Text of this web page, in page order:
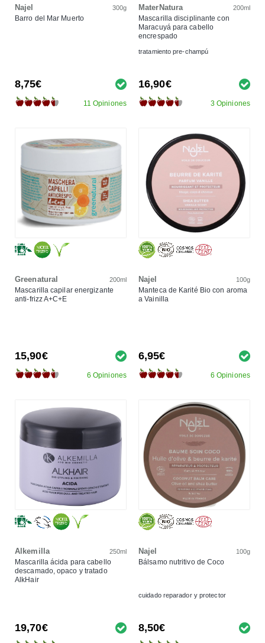
Najel 300g
Barro del Mar Muerto
8,75€
11 Opiniones
MaterNatura 200ml
Mascarilla disciplinante con
Maracuyá para cabello
encrespado
tratamiento pre-champú
16,90€
3 Opiniones
Greenatural 200ml
Mascarilla capilar energizante
anti-frizz A+C+E
15,90€
6 Opiniones
Najel 100g
Manteca de Karité Bio con aroma
a Vainilla
6,95€
6 Opiniones
Alkemilla 250ml
Mascarilla ácida para cabello
descamado, opaco y tratado
AlkHair
19,70€
Najel 100g
Bálsamo nutritivo de Coco
cuidado reparador y protector
8,50€